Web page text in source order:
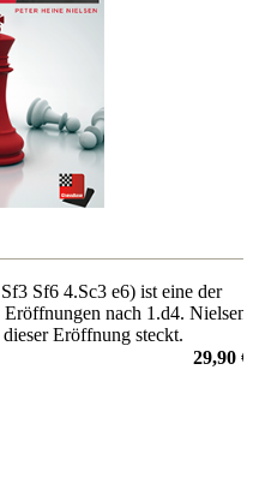
Sf6 4.Sc3 e6) ist eine der
Eröffnungen nach 1.d4. Nielsen
Eröffnung steckt.
29,90 €